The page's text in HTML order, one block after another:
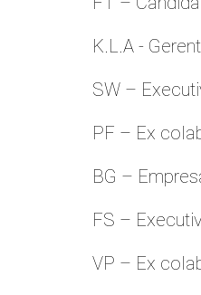
K.L.A -
SW –
PF – Ex
BG –
FS –
VP – Ex